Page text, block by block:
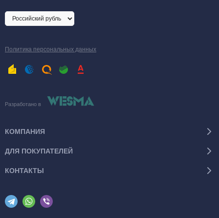
Политика персональных данных
Разработано в
КОМПАНИЯ
ДЛЯ ПОКУПАТЕЛЕЙ
КОНТАКТЫ